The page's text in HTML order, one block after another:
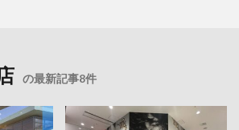
の最新記事8件